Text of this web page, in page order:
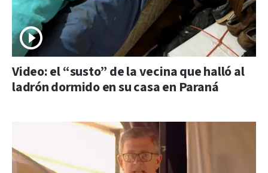
Video: el “susto” de la vecina que halló al
ladrón dormido en su casa en Paraná